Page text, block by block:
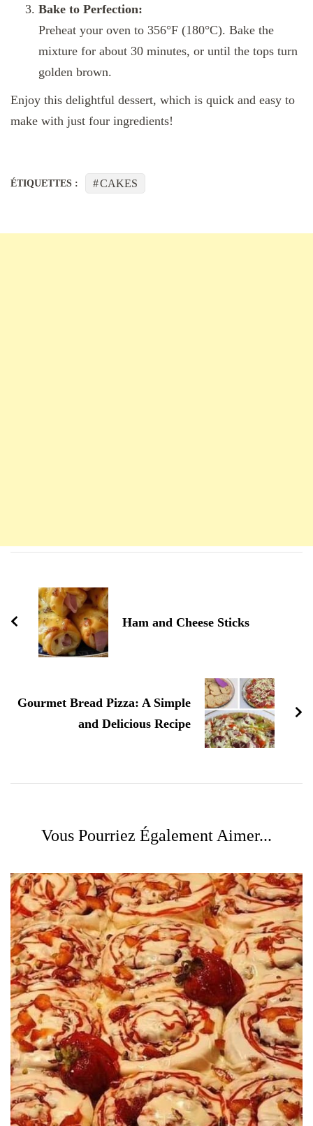
Bake to Perfection:
Preheat your oven to 356°F (180°C). Bake the
mixture for about 30 minutes, or until the tops turn
golden brown.
Enjoy this delightful dessert, which is quick and easy to
make with just four ingredients!
ÉTIQUETTES : CAKES
d'article
Ham and Cheese Sticks
Gourmet Bread Pizza: A Simple
and Delicious Recipe
Vous Pourriez Également Aimer...